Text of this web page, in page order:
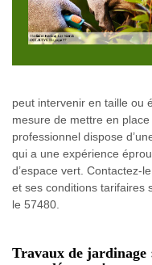
peut intervenir en taille ou
mesure de mettre en
professionnel dispose
qui a une expérience
d’espace vert. Contactez-
et ses conditions tarifaires
le 57480.
Travaux de jardinage